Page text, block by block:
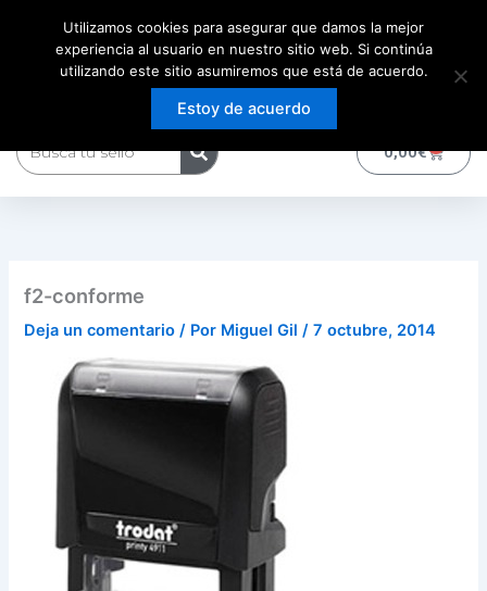
contenido
0,00€Carrito
f2-conforme
Deja un comentario / Por Miguel Gil /7 octubre, 2014
Utilizamos cookies para asegurar que damos la mejor
experiencia al usuario en nuestro sitio web. Si continúa
utilizando este sitio asumiremos que está de acuerdo.
Estoy de acuerdo